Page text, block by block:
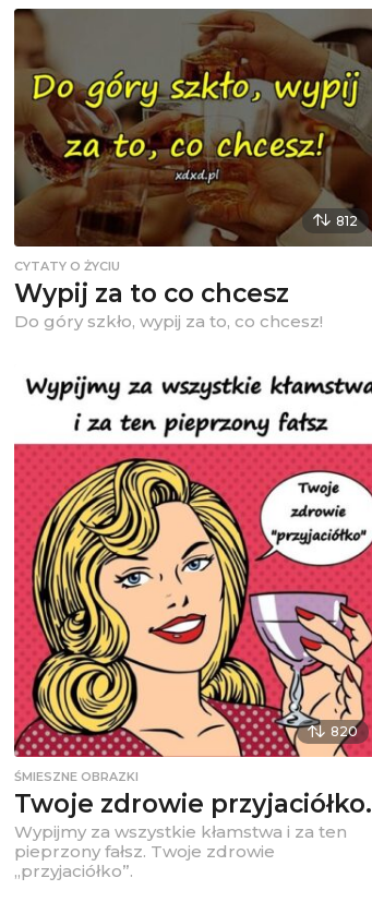
812
CYTATY O ŻYCIU
Wypij za to co chcesz
Do góry szkło, wypij za to, co chcesz!
820
ŚMIESZNE OBRAZKI
Twoje zdrowie przyjaciółko.
Wypijmy za wszystkie kłamstwa i za ten
pieprzony fałsz. Twoje zdrowie
„przyjaciółko”.